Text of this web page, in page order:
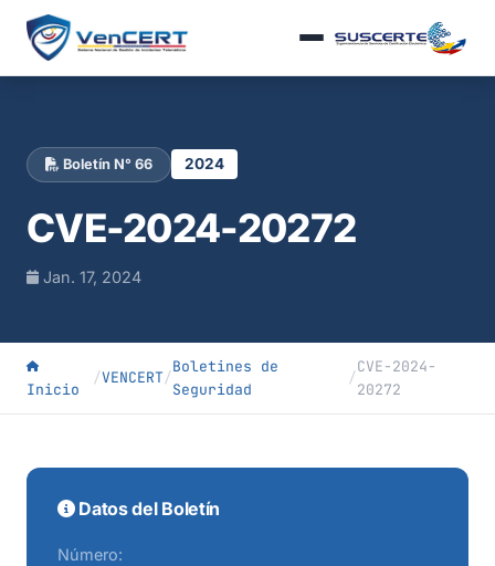
Boletín N° 66 2024
CVE-2024-20272
Jan. 17, 2024
Inicio
/VENCERT/
Boletines de
Seguridad
/
CVE-2024-
20272
Datos del Boletín
Número: